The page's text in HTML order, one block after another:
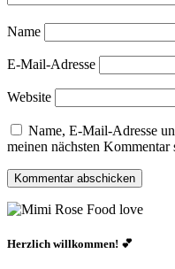
Name
E-Mail-Adresse
Website
Name, E-Mail-Adresse
meinen nächsten Kommentar
Herzlich willkommen! 💕